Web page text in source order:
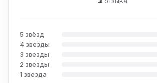
5 звёзд
4 звезды
3 звезды
2 звезды
1 звезда